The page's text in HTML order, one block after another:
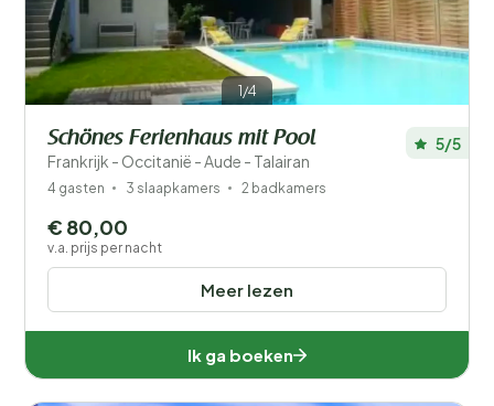
1/4
Schönes Ferienhaus mit Pool
Frankrijk - Occitanië - Aude - Talairan
5/5
4 gasten 3 slaapkamers 2 badkamers
Meer lezen
€ 80,00
v.a. prijs per nacht
Ik ga boeken